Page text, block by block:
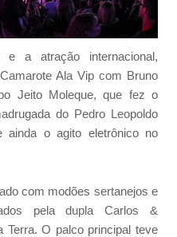
e a atração internacional,
Ala Vip com Bruno
Jeito Moleque, que fez o
do Pedro Leopoldo
ainda o agito eletrônico no
com modões sertanejos e
pela dupla Carlos &
Terra. O palco principal teve